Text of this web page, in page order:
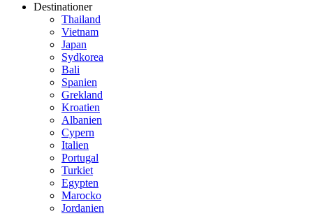
Destinationer
Thailand
Vietnam
Japan
Sydkorea
Bali
Spanien
Grekland
Kroatien
Albanien
Cypern
Italien
Portugal
Turkiet
Egypten
Marocko
Jordanien